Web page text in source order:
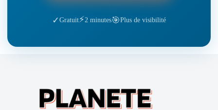
✓ Gratuit⚡2 minutes🎯Plus de visibilité